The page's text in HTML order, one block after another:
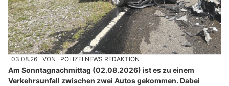
03.08.26 VON POLIZEI.NEWS REDAKTION
Am Sonntagnachmittag (02.08.2026) ist es zu einem
Verkehrsunfall zwischen zwei Autos gekommen. Dabei